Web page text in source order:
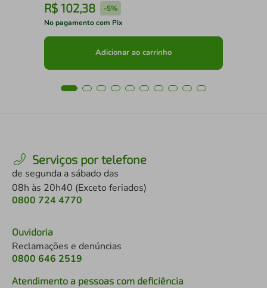
R$ 102,38 -5%
No pagamento com Pix
Adicionar ao carrinho
Serviços por telefone
de segunda a sábado das
08h às 20h40 (Exceto feriados)
0800 724 4770
Ouvidoria
Reclamações e denúncias
0800 646 2519
Atendimento a pessoas com deficiência